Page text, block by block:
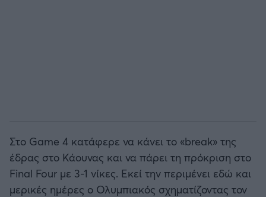
Στο Game 4 κατάφερε να κάνει το «break» της
έδρας στο Κάουνας και να πάρει τη πρόκριση στο
Final Four με 3-1 νίκες. Εκεί την περιμένει εδώ και
μερικές ημέρες ο Ολυμπιακός σχηματίζοντας τον